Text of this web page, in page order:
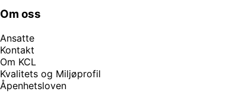
Om oss
Ansatte
Kontakt
Om KCL
Kvalitets og Miljøprofil
Åpenhetsloven